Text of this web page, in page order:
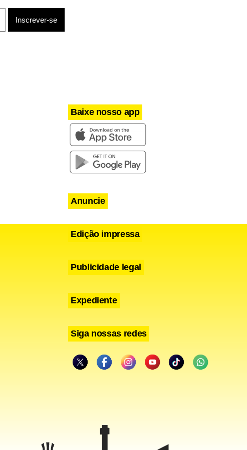
e Prevenção de
investigação
Baixe nosso app
Anuncie
Edição impressa
Publicidade legal
Expediente
Siga nossas redes